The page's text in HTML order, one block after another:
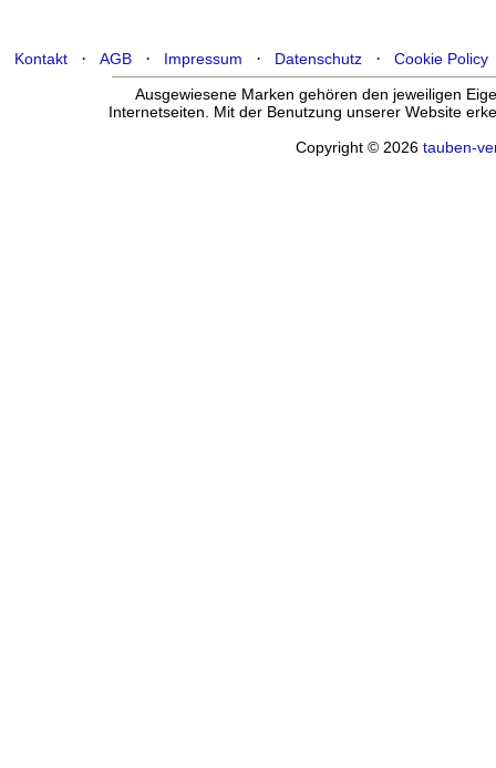
Kontakt· AGB· Impressum · Datenschutz· Cookie Policy
Ausgewiesene Marken gehören den jeweiligen
Internetseiten. Mit der Benutzung unserer Website
Copyright © 2026 tauben-